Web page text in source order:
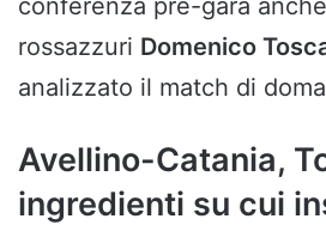
rossazzuri Domenico
analizzato il match di
Avellino-Catania,
ingredienti su cui